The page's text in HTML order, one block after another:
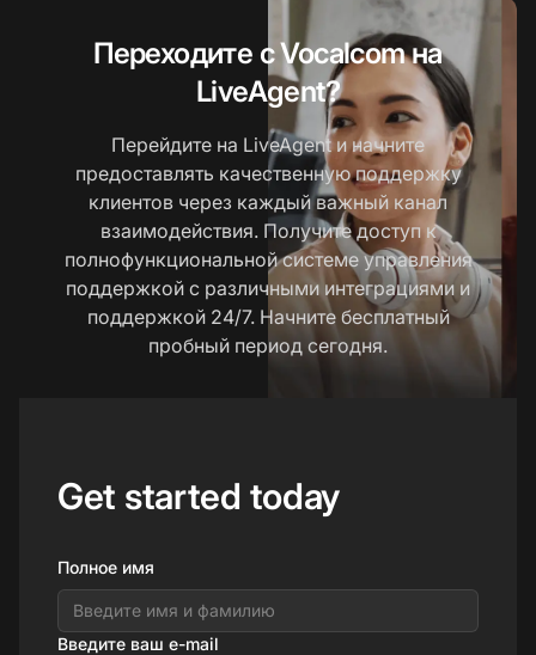
Переходите с Vocalcom на
LiveAgent?
Перейдите на LiveAgent и начните
предоставлять качественную поддержку
клиентов через каждый важный канал
взаимодействия. Получите доступ к
полнофункциональной системе управления
поддержкой с различными интеграциями и
поддержкой 24/7. Начните бесплатный
пробный период сегодня.
Get started today
Полное имя
Введите ваш e-mail